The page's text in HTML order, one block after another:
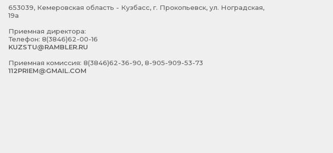
653039, Кемеровская область - Кузбасс, г. Прокопьевск, ул. Ноградская,
19а
Приемная директора:
Телефон: 8(3846)62-00-16
KUZSTU@RAMBLER.RU
Приемная комиссия: 8(3846)62-36-90, 8-905-909-53-73
112PRIEM@GMAIL.COM